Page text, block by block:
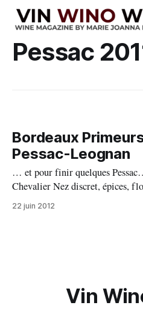
Pessac
Bordeaux
Pessac-Leognan
… et pour finir quelques Pessac… Rouges :
Chevalier Nez discret, épices, floral, toucher suave, élégant,
milieu petits fruits noirs, mûr,
fraicheur, élégant, bonne longueur. 16,5 Haut Bailly Nez
22 juin 2012
Vin